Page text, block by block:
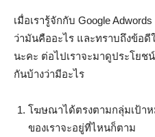
เมื่อเรารู้จักกับ Google
ว่ามันคืออะไร และทราบถึงข้อดี
นะคะ ต่อไปเราจะมาดูประโยช
กันบ้างว่ามีอะไร
โฆษณาได้ตรงตามกลุ่มเป้าห
ของเราจะอยู่ที่ไหนก็ตาม